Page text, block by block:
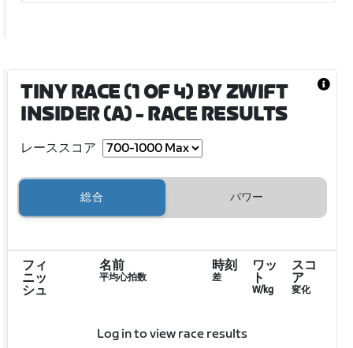
TINY RACE (1 OF 4) BY ZWIFT
INSIDER (A)- RACE RESULTS
レーススコア
総合 パワー
フィ
ニッ
シュ
名前
平均心拍数
時刻
差
ワッ
ト
W/kg
スコ
ア
変化
Log in to view race results